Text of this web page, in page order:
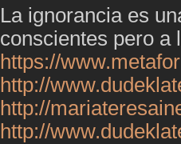
La ignorancia es
conscientes pero a
https://
http://
http://
http://